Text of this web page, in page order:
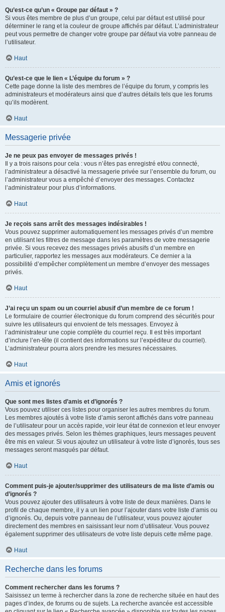
Qu’est-ce qu’un « Groupe par défaut » ?
Si vous êtes membre de plus d’un groupe, celui par défaut est utilisé pour
déterminer le rang et la couleur de groupe affichés par défaut. L’administrateur
peut vous permettre de changer votre groupe par défaut via votre panneau de
l’utilisateur.
Haut
Qu’est-ce que le lien « L’équipe du forum » ?
Cette page donne la liste des membres de l’équipe du forum, y compris les
administrateurs et modérateurs ainsi que d’autres détails tels que les forums
qu’ils modèrent.
Haut
Messagerie privée
Je ne peux pas envoyer de messages privés !
Il y a trois raisons pour cela : vous n’êtes pas enregistré et/ou connecté,
l’administrateur a désactivé la messagerie privée sur l’ensemble du forum, ou
l’administrateur vous a empêché d’envoyer des messages. Contactez
l’administrateur pour plus d’informations.
Haut
Je reçois sans arrêt des messages indésirables !
Vous pouvez supprimer automatiquement les messages privés d’un membre
en utilisant les filtres de message dans les paramètres de votre messagerie
privée. Si vous recevez des messages privés abusifs d’un membre en
particulier, rapportez les messages aux modérateurs. Ce dernier a la
possibilité d’empêcher complètement un membre d’envoyer des messages
privés.
Haut
J’ai reçu un spam ou un courriel abusif d’un membre de ce forum !
Le formulaire de courrier électronique du forum comprend des sécurités pour
suivre les utilisateurs qui envoient de tels messages. Envoyez à
l’administrateur une copie complète du courriel reçu. Il est très important
d’inclure l’en-tête (il contient des informations sur l’expéditeur du courriel).
L’administrateur pourra alors prendre les mesures nécessaires.
Haut
Amis et ignorés
Que sont mes listes d’amis et d’ignorés ?
Vous pouvez utiliser ces listes pour organiser les autres membres du forum.
Les membres ajoutés à votre liste d’amis seront affichés dans votre panneau
de l’utilisateur pour un accès rapide, voir leur état de connexion et leur envoyer
des messages privés. Selon les thèmes graphiques, leurs messages peuvent
être mis en valeur. Si vous ajoutez un utilisateur à votre liste d’ignorés, tous ses
messages seront masqués par défaut.
Haut
Comment puis-je ajouter/supprimer des utilisateurs de ma liste d’amis ou
d’ignorés ?
Vous pouvez ajouter des utilisateurs à votre liste de deux manières. Dans le
profil de chaque membre, il y a un lien pour l’ajouter dans votre liste d’amis ou
d’ignorés. Ou, depuis votre panneau de l’utilisateur, vous pouvez ajouter
directement des membres en saisissant leur nom d’utilisateur. Vous pouvez
également supprimer des utilisateurs de votre liste depuis cette même page.
Haut
Recherche dans les forums
Comment rechercher dans les forums ?
Saisissez un terme à rechercher dans la zone de recherche située en haut des
pages d’index, de forums ou de sujets. La recherche avancée est accessible